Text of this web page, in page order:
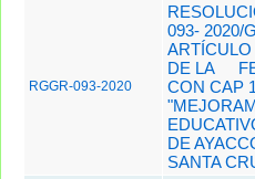
RGGR-093-2020
093- 2020/
ARTÍCULO
DE LA
CON CAP
DE
SANTA